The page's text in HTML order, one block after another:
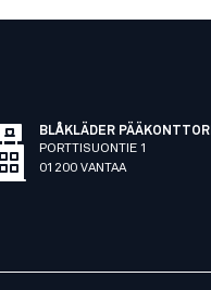
BLÅKLÄDER PÄÄKONTTORI
PORTTISUONTIE 1
01200 VANTAA